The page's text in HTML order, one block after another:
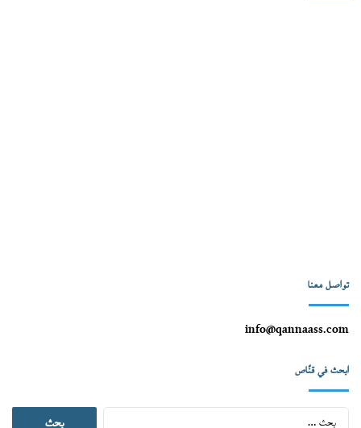
تواصل معنا
info@qannaass.com
ابحث في قنّاص
البحث